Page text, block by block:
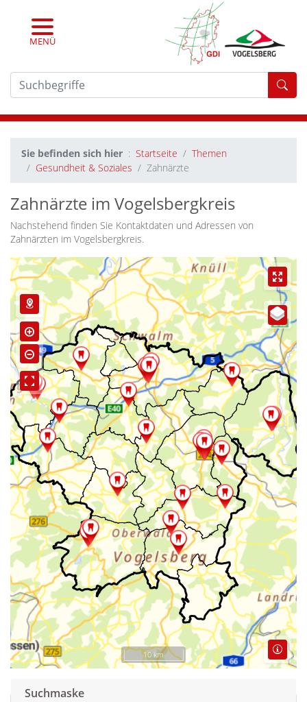
MENÜ
Sie befinden sich hier Startseite
Themen
Gesundheit & Soziales
Zahnärzte
Zahnärzte im Vogelsbergkreis
Nachstehend finden Sie Kontaktdaten und Adressen von
Zahnärzten im Vogelsbergkreis.
10 km
Suchmaske